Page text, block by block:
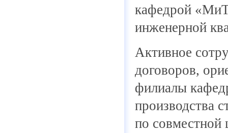
кафедрой «
инженерной
Активное
договоров,
филиалы
производства
по совместной